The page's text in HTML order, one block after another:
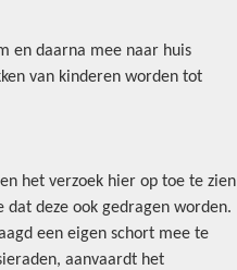
en daarna mee naar huis
van kinderen worden tot
het verzoek hier op toe te zien
deze ook gedragen worden.
een eigen schort mee te
aanvaardt het